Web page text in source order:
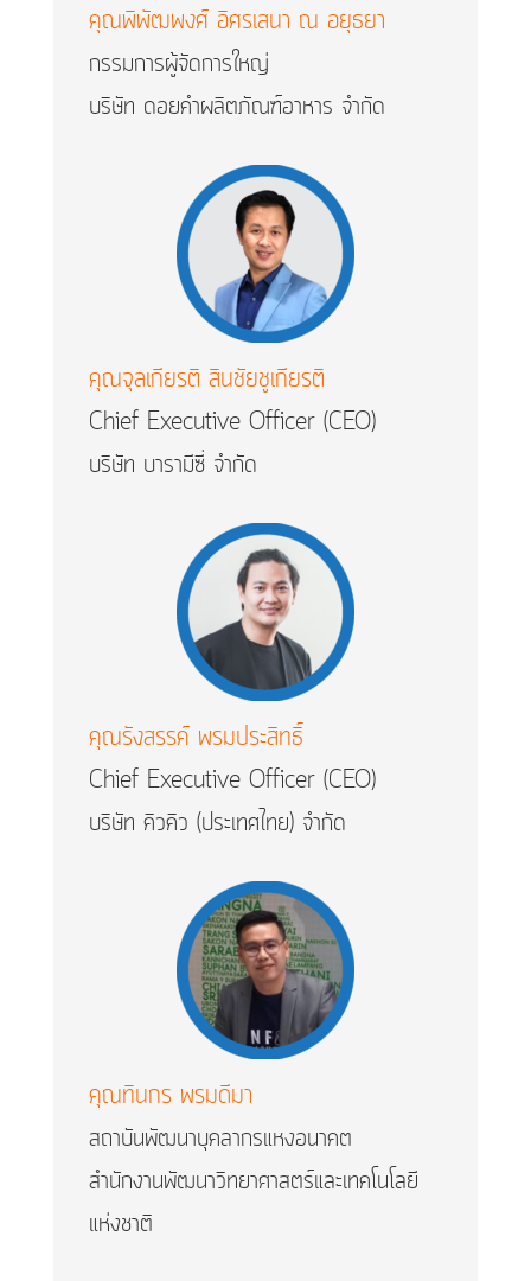
คุณพิพัฒพงศ์ อิศรเสนา ณ อยุธยา
กรรมการผู้จัดการใหญ่
บริษัท ดอยคำผลิตภัณฑ์อาหาร จำกัด
คุณจุลเกียรติ สินชัยชูเกียรติ
Chief Executive Officer (CEO)
บริษัท บารามีซี่ จำกัด
คุณรังสรรค์ พรมประสิทธิ์
Chief Executive Officer (CEO)
บริษัท คิวคิว (ประเทศไทย) จำกัด
คุณทินกร พรมดีมา
สถาบันพัฒนาบุคลากรแหงอนาคต
สำนักงานพัฒนาวิทยาศาสตร์และเทคโนโลยี
แห่งชาติ